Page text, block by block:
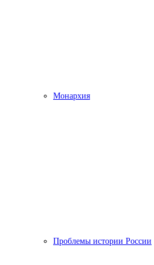
Монархия
Проблемы истории России